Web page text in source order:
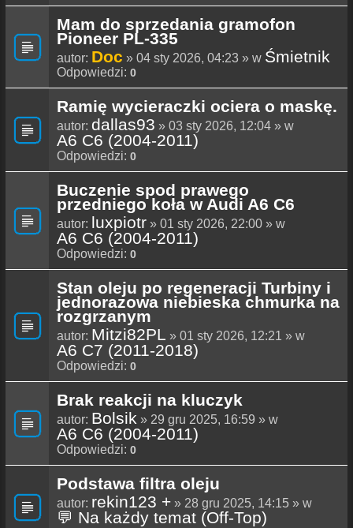
Mam do sprzedania gramofon
Pioneer PL-335
autor: Doc » 04 sty 2026, 04:23 » w Śmietnik
Odpowiedzi: 0
Ramię wycieraczki ociera o maskę.
autor: dallas93 » 03 sty 2026, 12:04 » w
A6 C6 (2004-2011)
Odpowiedzi: 0
Buczenie spod prawego
przedniego koła w Audi A6 C6
autor: luxpiotr » 01 sty 2026, 22:00 » w
A6 C6 (2004-2011)
Odpowiedzi: 0
Stan oleju po regeneracji Turbiny i
jednorazowa niebieska chmurka na
rozgrzanym
autor: Mitzi82PL » 01 sty 2026, 12:21 » w
A6 C7 (2011-2018)
Odpowiedzi: 0
Brak reakcji na kluczyk
autor: Bolsik » 29 gru 2025, 16:59 » w
A6 C6 (2004-2011)
Odpowiedzi: 0
Podstawa filtra oleju
autor: rekin123 + » 28 gru 2025, 14:15 » w
💬 Na każdy temat (Off-Top)